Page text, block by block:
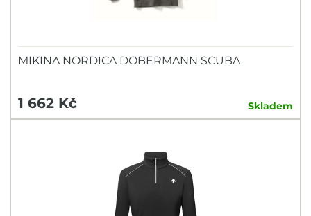
MIKINA NORDICA DOBERMANN SCUBA
1 662 Kč Skladem